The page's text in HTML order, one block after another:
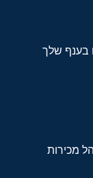
בענף שלך
מכירות